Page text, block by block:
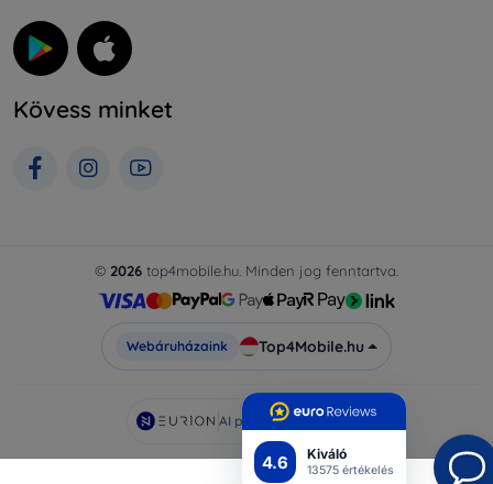
4.6 Kiváló
13575 értékelés
Kövess minket
© 2026 top4mobile.hu. Minden jog fenntartva.
Webáruházaink Top4Mobile.hu
AI powered byEurion